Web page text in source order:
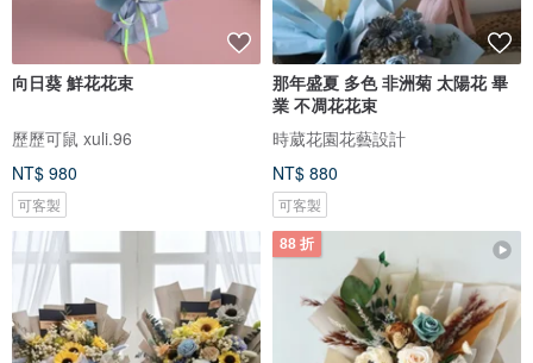
向日葵 鮮花花束
歷歷可鼠 xuli.96
NT$ 980
可客製
那年盛夏 多色 非洲菊 太陽花 畢
業 不凋花花束
時葳花園花藝設計
NT$ 880
可客製
88 折